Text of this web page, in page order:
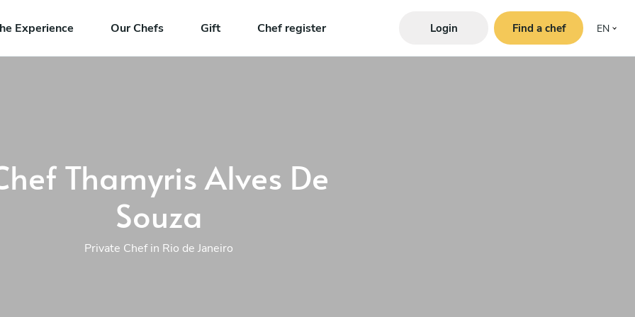
Experience Our Chefs Gift Chef register Login Find a chef EN
Thamyris Alves De
Souza
Private Chef in Rio de Janeiro